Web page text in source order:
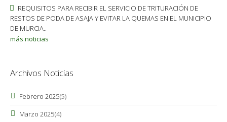
REQUISITOS PARA RECIBIR EL SERVICIO DE TRITURACIÓN DE
RESTOS DE PODA DE ASAJA Y EVITAR LA QUEMAS EN EL MUNICIPIO
DE MURCIA..
más noticias
Archivos Noticias
Febrero 2025(5)
Marzo 2025(4)